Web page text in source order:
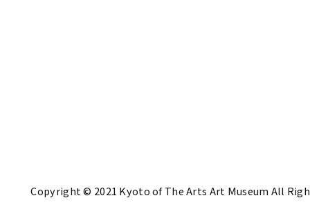
Copyright © 2021 Kyoto of The Arts Art Museum All